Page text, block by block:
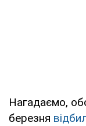
Нагадаємо,
березня